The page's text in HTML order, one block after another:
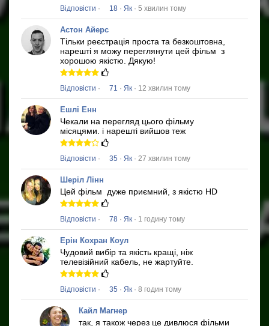
Відповісти · 18 · Як · 5 хвилин тому
Астон Айерс
Тільки реєстрація проста та безкоштовна,
нарешті я можу переглянути цей фільм з
хорошою якістю. Дякую!
Відповісти · 71 · Як · 12 хвилин тому
Ешлі Енн
Чекали на перегляд цього фільму
місяцями. і нарешті вийшов теж
Відповісти · 35 · Як · 27 хвилин тому
Шеріл Лінн
Цей фільм дуже приємний, з якістю HD
Відповісти · 78 · Як · 1 годину тому
Ерін Кохран Коул
Чудовий вибір та якість кращі, ніж
телевізійний кабель, не жартуйте.
Відповісти · 35 · Як · 8 годин тому
Кайл Магнер
так, я також через це дивлюся фільми